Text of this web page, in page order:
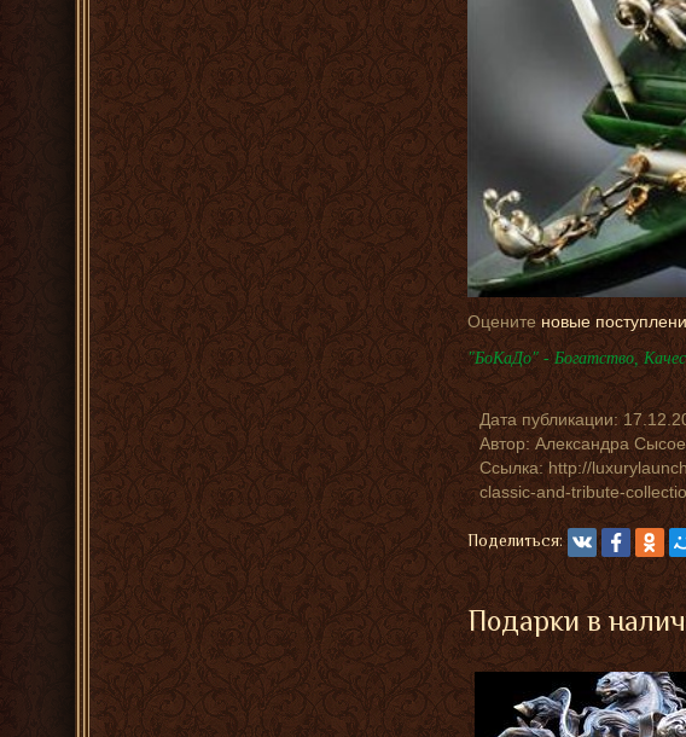
Оценитеновые
"БоКаДо" - Богатство,
Дата публикации:
Автор:Александра
Ссылка: http://
classic-and-tribute-
Поделиться:
Подарки в